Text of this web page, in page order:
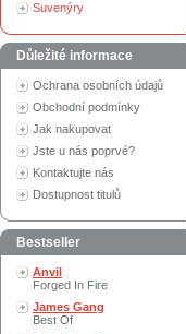
Suvenýry
Důležité informace
Ochrana osobních údajů
Obchodní podmínky
Jak nakupovat
Jste u nás poprvé?
Kontaktujte nás
Dostupnost titulů
Bestseller
Anvil
Forged In Fire
James Gang
Best Of